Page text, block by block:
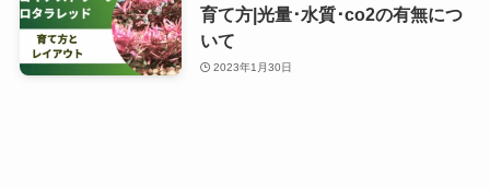
育て方|光量･水質･co2の有無につ
いて
2023年1月30日